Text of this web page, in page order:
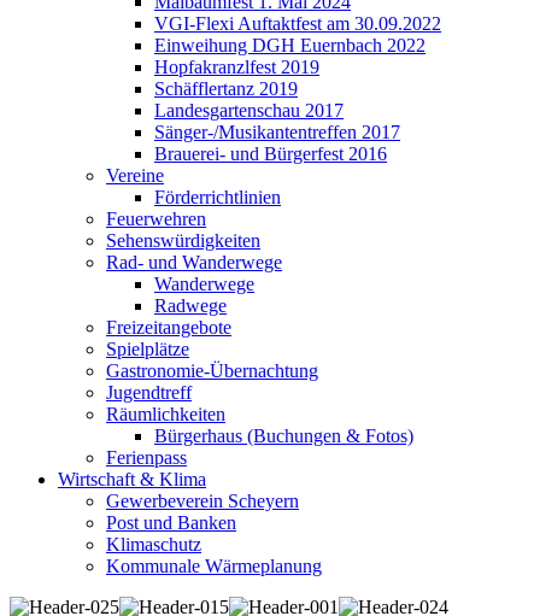
VGI-Flexi Auftaktfest am 30.09.2022
Einweihung DGH Euernbach 2022
Hopfakranzlfest 2019
Schäfflertanz 2019
Landesgartenschau 2017
Sänger-/Musikantentreffen 2017
Brauerei- und Bürgerfest 2016
Vereine
Förderrichtlinien
Feuerwehren
Sehenswürdigkeiten
Rad- und Wanderwege
Wanderwege
Radwege
Freizeitangebote
Spielplätze
Gastronomie-Übernachtung
Jugendtreff
Räumlichkeiten
Bürgerhaus (Buchungen & Fotos)
Ferienpass
Wirtschaft & Klima
Gewerbeverein Scheyern
Post und Banken
Klimaschutz
Kommunale Wärmeplanung